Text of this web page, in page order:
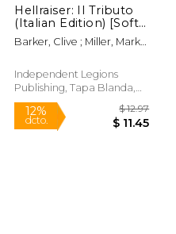
Hellraiser: Il Tributo
(Italian Edition) [Soft
Cover ] (en Italiano)
Barker, Clive ; Miller, Mark
Independent Legions
Publishing, Tapa Blanda,
Nuevo